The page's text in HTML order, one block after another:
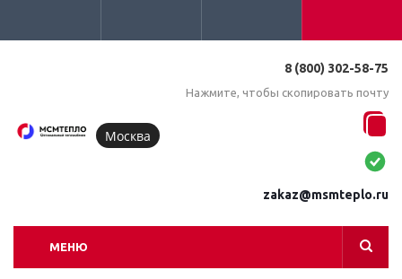
Москва
8 (800) 302-58-75
Нажмите, чтобы скопировать почту
zakaz@msmteplo.ru
МЕНЮ